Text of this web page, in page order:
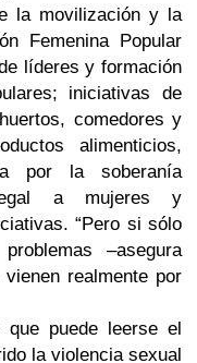
la movilización y la
Femenina Popular
líderes y formación
iniciativas de
comedores y
alimenticios,
por la soberanía
legal a mujeres y
“Pero si sólo
–asegura
realmente por
puede leerse el
la violencia sexual